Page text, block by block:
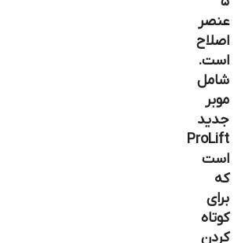
عنصر
اصلاح
است.
شامل
موبر
جدید
ProLift
است
که
برای
کوتاه
کردن